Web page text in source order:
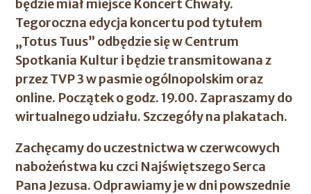
będzie miał miejsce Koncert Chwały.
Tegoroczna edycja koncertu pod tytułem
„Totus Tuus” odbędzie się w Centrum
Spotkania Kultur i będzie transmitowana z
przez TVP 3 w pasmie ogólnopolskim oraz
online. Początek o godz. 19.00. Zapraszamy do
wirtualnego udziału. Szczegóły na plakatach.
Zachęcamy do uczestnictwa w czerwcowych
nabożeństwa ku czci Najświętszego Serca
Pana Jezusa. Odprawiamy je w dni powszednie